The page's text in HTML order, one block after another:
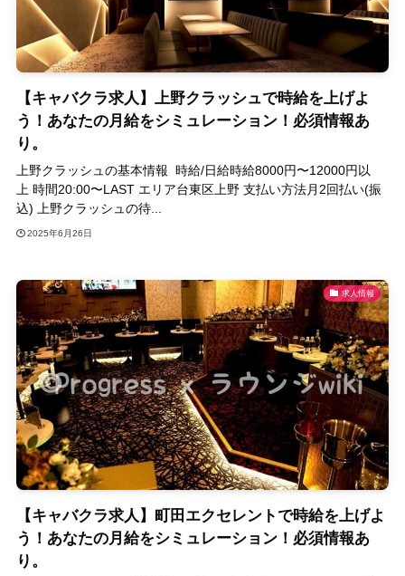
【キャバクラ求人】上野クラッシュで時給を上げよ
う！あなたの月給をシミュレーション！必須情報あ
り。
上野クラッシュの基本情報 時給/日給時給8000円〜12000円以
上 時間20:00〜LAST エリア台東区上野 支払い方法月2回払い(振
込) 上野クラッシュの待...
2025年6月26日
求人情報
【キャバクラ求人】町田エクセレントで時給を上げよ
う！あなたの月給をシミュレーション！必須情報あ
り。